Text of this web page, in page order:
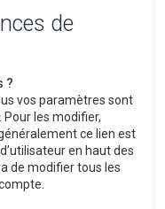
de
?
vos paramètres sont
les modifier,
ce lien est
en haut des
de modifier tous les